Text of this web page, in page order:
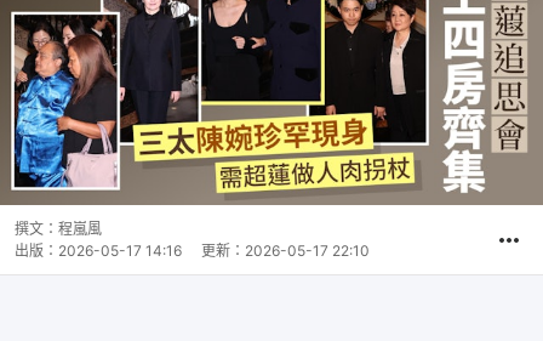
撰文： 程嵐風
出版： 2026-05-17 14:16 更新： 2026-05-17 22:10